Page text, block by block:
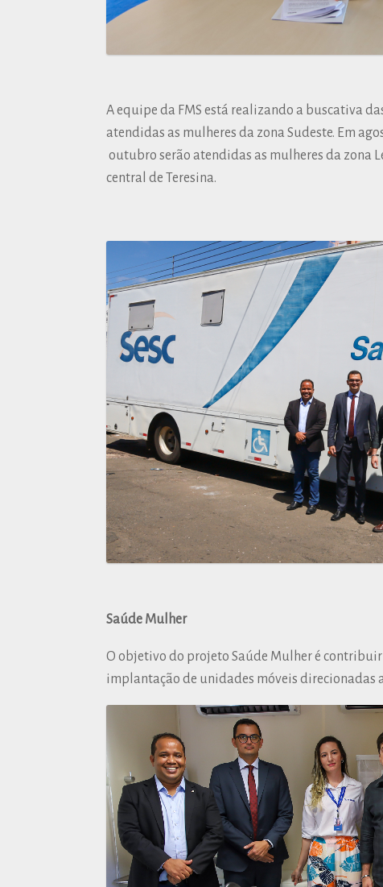
A equipe da FMS está realizando a buscativa
atendidas as mulheres da zona Sudeste. Em
outubro serão atendidas as mulheres da zona
central de Teresina.
Saúde Mulher
O objetivo do projeto Saúde Mulher é
implantação de unidades móveis direcionadas